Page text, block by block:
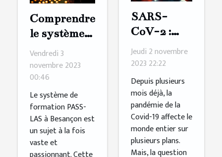
Comprendre
le système
de
formation
PASS-LAS
à Besançon
Vendredi 3
novembre 2023
00:46
Le système de
formation PASS-
LAS à Besançon est
un sujet à la fois
vaste et
SARS-
CoV-2 :
une lettre
pour
connaître
sa vraie
origine ?
Jeudi 2 novembre
2023 22:22
Depuis plusieurs
mois déjà, la
pandémie de la
Covid-19 affecte le
monde entier sur
plusieurs plans.
Mais, la question